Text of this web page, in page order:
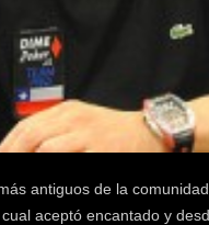
antiguos de la
aceptó encantado y